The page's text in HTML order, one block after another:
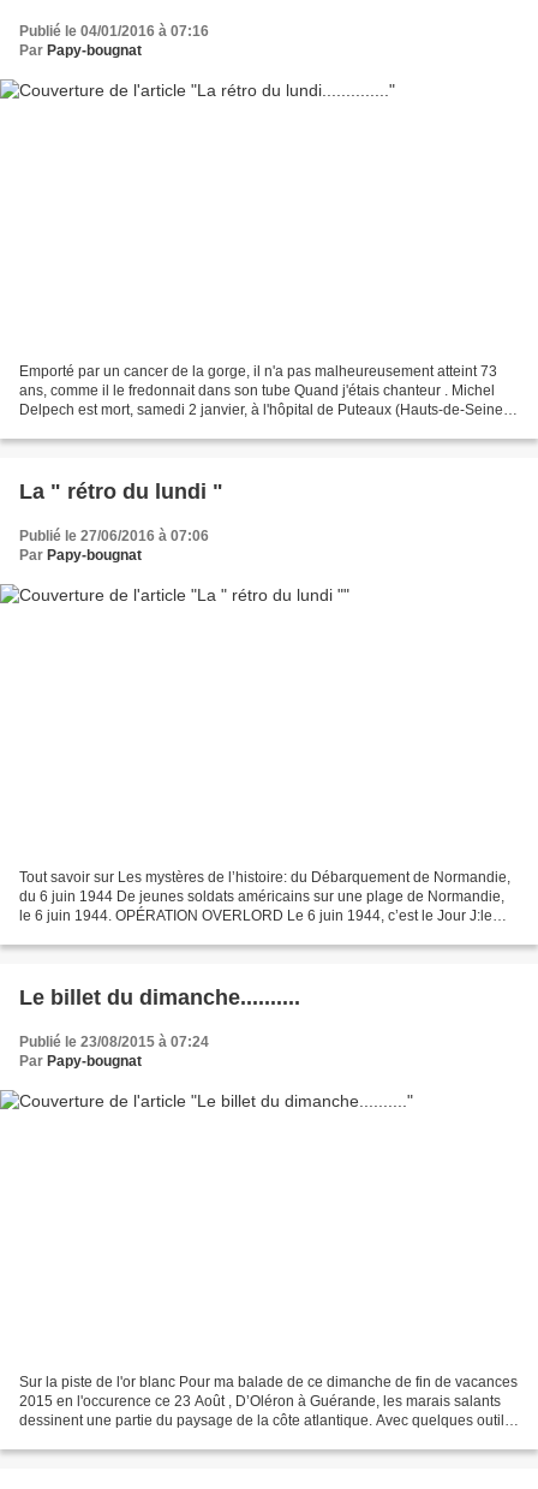
Publié le 04/01/2016 à 07:16
Par Papy-bougnat
Emporté par un cancer de la gorge, il n'a pas malheureusement atteint 73
ans, comme il le fredonnait dans son tube Quand j'étais chanteur . Michel
Delpech est mort, samedi 2 janvier, à l'hôpital de Puteaux (Hauts-de-Seine).
La " rétro du lundi "
Publié le 27/06/2016 à 07:06
Par Papy-bougnat
Tout savoir sur Les mystères de l’histoire: du Débarquement de Normandie,
du 6 juin 1944 De jeunes soldats américains sur une plage de Normandie,
le 6 juin 1944. OPÉRATION OVERLORD Le 6 juin 1944, c’est le Jour J:le
Le billet du dimanche..........
Publié le 23/08/2015 à 07:24
Par Papy-bougnat
Sur la piste de l'or blanc Pour ma balade de ce dimanche de fin de vacances
2015 en l'occurence ce 23 Août , D’Oléron à Guérande, les marais salants
dessinent une partie du paysage de la côte atlantique. Avec quelques outils